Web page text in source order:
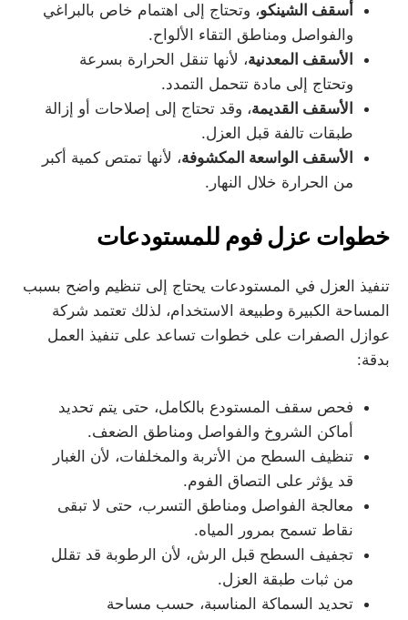
أسقف الشينكو، وتحتاج إلى اهتمام خاص بالبراغي
والفواصل ومناطق التقاء الألواح.
الأسقف المعدنية، لأنها تنقل الحرارة بسرعة
وتحتاج إلى مادة تتحمل التمدد.
الأسقف القديمة، وقد تحتاج إلى إصلاحات أو إزالة
طبقات تالفة قبل العزل.
الأسقف الواسعة المكشوفة، لأنها تمتص كمية أكبر
من الحرارة خلال النهار.
خطوات عزل فوم للمستودعات
تنفيذ العزل في المستودعات يحتاج إلى تنظيم واضح بسبب
المساحة الكبيرة وطبيعة الاستخدام، لذلك تعتمد شركة
عوازل الصفرات على خطوات تساعد على تنفيذ العمل
بدقة:
فحص سقف المستودع بالكامل، حتى يتم تحديد
أماكن الشروخ والفواصل ومناطق الضعف.
تنظيف السطح من الأتربة والمخلفات، لأن الغبار
قد يؤثر على التصاق الفوم.
معالجة الفواصل ومناطق التسرب، حتى لا تبقى
نقاط تسمح بمرور المياه.
تجفيف السطح قبل الرش، لأن الرطوبة قد تقلل
من ثبات طبقة العزل.
تحديد السماكة المناسبة، حسب مساحة